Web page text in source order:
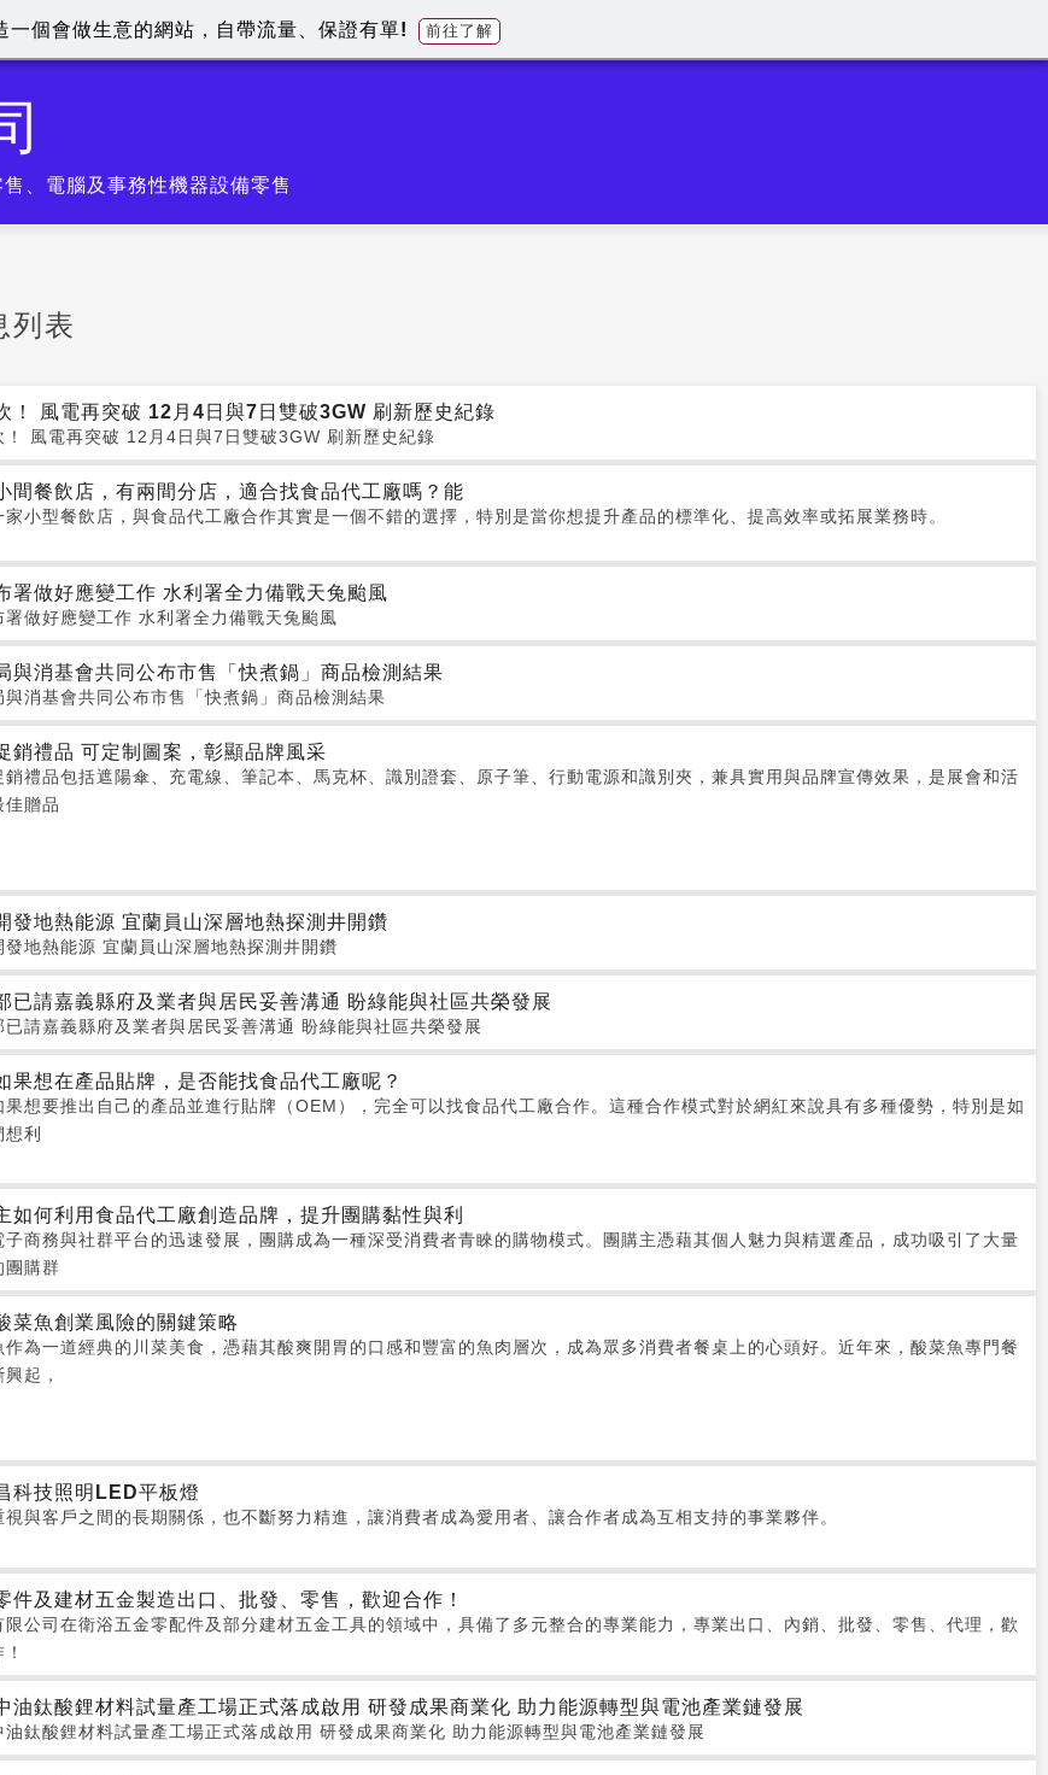
、電腦及事務性機器設備零售
列表
！ 風電再突破 12月4日與7日雙破3GW 刷新歷史紀錄
！ 風電再突破 12月4日與7日雙破3GW 刷新歷史紀錄
間餐飲店，有兩間分店，適合找食品代工廠嗎？能
家小型餐飲店，與食品代工廠合作其實是一個不錯的選擇，特別是當你想提升產品的標準化、提高效率或拓展業務時。
署做好應變工作 水利署全力備戰天兔颱風
署做好應變工作 水利署全力備戰天兔颱風
與消基會共同公布市售「快煮鍋」商品檢測結果
與消基會共同公布市售「快煮鍋」商品檢測結果
銷禮品 可定制圖案，彰顯品牌風采
銷禮品包括遮陽傘、充電線、筆記本、馬克杯、識別證套、原子筆、行動電源和識別夾，兼具實用與品牌宣傳效果，是展會和活
佳贈品
發地熱能源 宜蘭員山深層地熱探測井開鑽
發地熱能源 宜蘭員山深層地熱探測井開鑽
已請嘉義縣府及業者與居民妥善溝通 盼綠能與社區共榮發展
已請嘉義縣府及業者與居民妥善溝通 盼綠能與社區共榮發展
果想在產品貼牌，是否能找食品代工廠呢？
果想要推出自己的產品並進行貼牌（OEM），完全可以找食品代工廠合作。這種合作模式對於網紅來說具有多種優勢，特別是如
利
如何利用食品代工廠創造品牌，提升團購黏性與利
子商務與社群平台的迅速發展，團購成為一種深受消費者青睞的購物模式。團購主憑藉其個人魅力與精選產品，成功吸引了大量
團購群
菜魚創業風險的關鍵策略
作為一道經典的川菜美食，憑藉其酸爽開胃的口感和豐富的魚肉層次，成為眾多消費者餐桌上的心頭好。近年來，酸菜魚專門餐
起，
科技照明LED平板燈
視與客戶之間的長期關係，也不斷努力精進，讓消費者成為愛用者、讓合作者成為互相支持的事業夥伴。
件及建材五金製造出口、批發、零售，歡迎合作！
限公司在衛浴五金零配件及部分建材五金工具的領域中，具備了多元整合的專業能力，專業出口、內銷、批發、零售、代理，歡
油鈦酸鋰材料試量產工場正式落成啟用 研發成果商業化 助力能源轉型與電池產業鏈發展
油鈦酸鋰材料試量產工場正式落成啟用 研發成果商業化 助力能源轉型與電池產業鏈發展
一個會做生意的網站，自帶流量、保證有單! 前往了解